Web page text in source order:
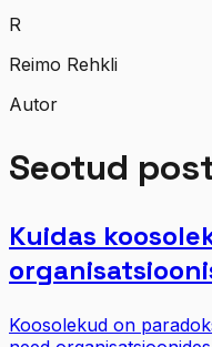
R
Reimo Rehkli
Autor
Seotud
Kuidas
Koosolekud on